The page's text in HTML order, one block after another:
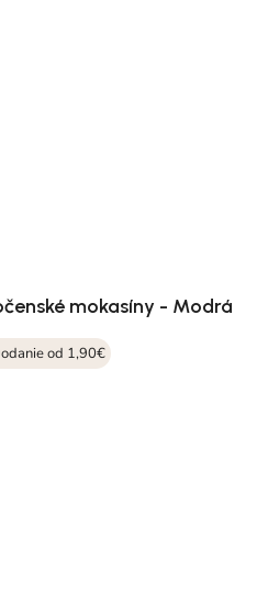
mokasíny - Modrá
od 1,90€